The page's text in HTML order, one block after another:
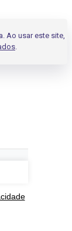
Ao usar este site,
.